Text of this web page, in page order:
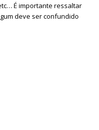
É importante ressaltar
deve ser confundido